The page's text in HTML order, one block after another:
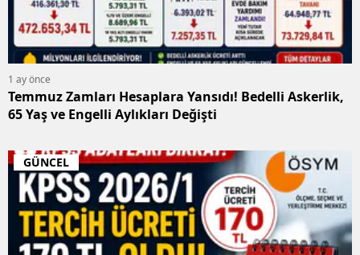
1 ay önce
Temmuz Zamları Hesaplara Yansıdı! Bedelli Askerlik,
65 Yaş ve Engelli Aylıkları Değişti
GÜNCEL